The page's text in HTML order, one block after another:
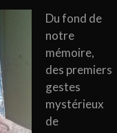
Du fond de
notre
mémoire,
des premiers
gestes
mystérieux
de